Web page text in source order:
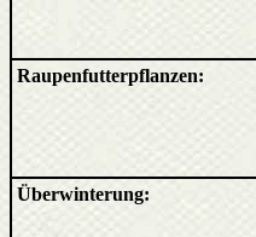
Raupenfutterpflanzen:
Überwinterung: